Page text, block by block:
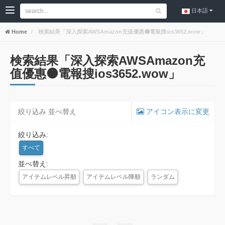
日本語
Home 検索結果「深入探索AWSAmazon充值優惠🟠電報搜ios3652.wow」
検索結果「深入探索AWSAmazon充
值優惠🟠電報搜ios3652.wow」
絞り込み 並べ替え アイコン表示に変更
絞り込み:
すべて
並べ替え:
アイテムレベル昇順 アイテムレベル降順 ランダム